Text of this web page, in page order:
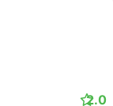
2.0